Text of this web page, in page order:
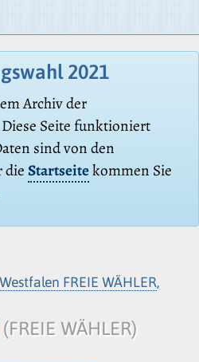
2021
Archiv der
Seite funktioniert
sind von den
dieStartseitekommen Sie
FREIE WÄHLER,
(FREIE WÄHLER)